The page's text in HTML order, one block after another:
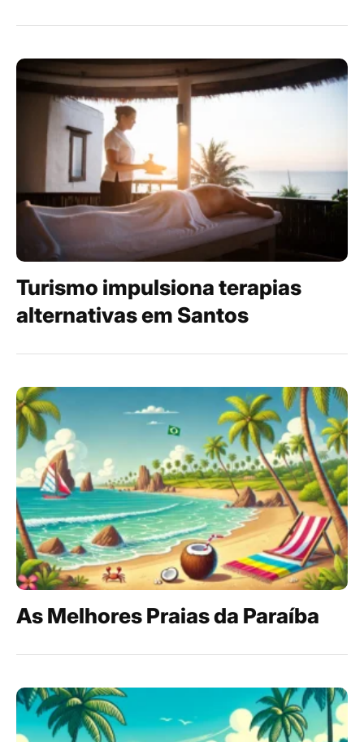
Turismo impulsiona terapias
alternativas em Santos
As Melhores Praias da Paraíba